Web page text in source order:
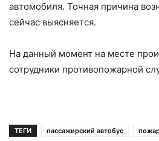
автомобиля. Точная причина
сейчас выясняется.
На данный момент на месте
сотрудники противопожарной
ТЕГИ пассажирский автобус